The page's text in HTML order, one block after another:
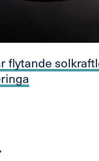
flytande